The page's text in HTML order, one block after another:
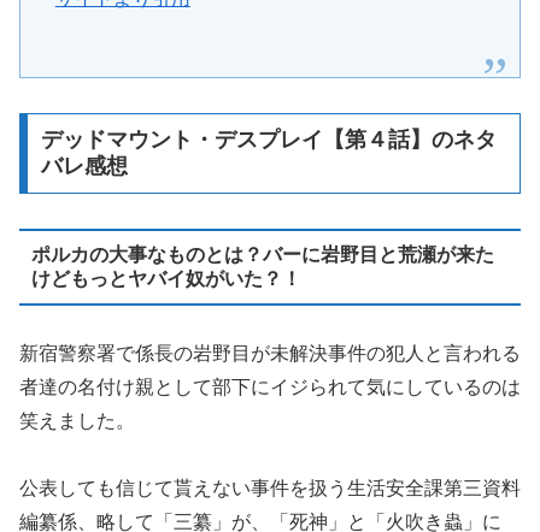
デッドマウント・デスプレイ【第４話】のネタ
バレ感想
ポルカの大事なものとは？バーに岩野目と荒瀬が来た
けどもっとヤバイ奴がいた？！
新宿警察署で係長の岩野目が未解決事件の犯人と言われる
者達の名付け親として部下にイジられて気にしているのは
笑えました。
公表しても信じて貰えない事件を扱う生活安全課第三資料
編纂係、略して「三纂」が、「死神」と「火吹き蟲」に